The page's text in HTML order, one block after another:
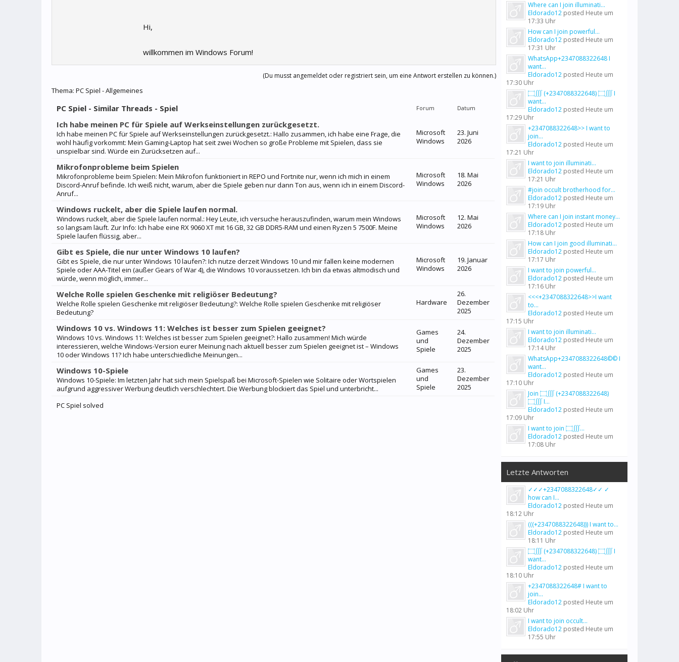
Hi,
willkommen im Windows Forum!
(Du musst angemeldet oder registriert sein, um eine Antwort erstellen zu können.)
Thema: PC Spiel - Allgemeines
PC Spiel - Similar Threads - Spiel Forum Datum
Ich habe meinen PC für Spiele auf Werkseinstellungen zurückgesetzt.
Ich habe meinen PC für Spiele auf Werkseinstellungen zurückgesetzt.: Hallo zusammen, ich habe eine Frage, die
wohl häufig vorkommt: Mein Gaming-Laptop hat seit zwei Wochen so große Probleme mit Spielen, dass sie
unspielbar sind. Würde ein Zurücksetzen auf...
Microsoft
Windows
23. Juni
2026
Mikrofonprobleme beim Spielen
Mikrofonprobleme beim Spielen: Mein Mikrofon funktioniert in REPO und Fortnite nur, wenn ich mich in einem
Discord-Anruf befinde. Ich weiß nicht, warum, aber die Spiele geben nur dann Ton aus, wenn ich in einem Discord-
Anruf...
Microsoft
Windows
18. Mai
2026
Windows ruckelt, aber die Spiele laufen normal.
Windows ruckelt, aber die Spiele laufen normal.: Hey Leute, ich versuche herauszufinden, warum mein Windows
so langsam läuft. Zur Info: Ich habe eine RX 9060 XT mit 16 GB, 32 GB DDR5-RAM und einen Ryzen 5 7500F. Meine
Spiele laufen flüssig, aber...
Microsoft
Windows
12. Mai
2026
Gibt es Spiele, die nur unter Windows 10 laufen?
Gibt es Spiele, die nur unter Windows 10 laufen?: Ich nutze derzeit Windows 10 und mir fallen keine modernen
Spiele oder AAA-Titel ein (außer Gears of War 4), die Windows 10 voraussetzen. Ich bin da etwas altmodisch und
würde, wenn möglich, immer...
Microsoft
Windows
19. Januar
2026
Welche Rolle spielen Geschenke mit religiöser Bedeutung?
Welche Rolle spielen Geschenke mit religiöser Bedeutung?: Welche Rolle spielen Geschenke mit religiöser
Bedeutung?
Hardware
26.
Dezember
2025
Windows 10 vs. Windows 11: Welches ist besser zum Spielen geeignet?
Windows 10 vs. Windows 11: Welches ist besser zum Spielen geeignet?: Hallo zusammen! Mich würde
interessieren, welche Windows-Version eurer Meinung nach aktuell besser zum Spielen geeignet ist – Windows
10 oder Windows 11? Ich habe unterschiedliche Meinungen...
Games
und
Spiele
24.
Dezember
2025
Windows 10-Spiele
Windows 10-Spiele: Im letzten Jahr hat sich mein Spielspaß bei Microsoft-Spielen wie Solitaire oder Wortspielen
aufgrund aggressiver Werbung deutlich verschlechtert. Die Werbung blockiert das Spiel und unterbricht...
Games
und
Spiele
23.
Dezember
2025
PC Spiel solved
Where can I join illuminati...
Eldorado12 posted Heute um
17:33 Uhr
How can I join powerful...
Eldorado12 posted Heute um
17:31 Uhr
WhatsApp+2347088322648 I
want...
Eldorado12 posted Heute um
17:30 Uhr
۝∭ (+2347088322648) ۝∭ I
want...
Eldorado12 posted Heute um
17:29 Uhr
+2347088322648>> I want to
join...
Eldorado12 posted Heute um
17:21 Uhr
I want to join illuminati...
Eldorado12 posted Heute um
17:21 Uhr
#join occult brotherhood for...
Eldorado12 posted Heute um
17:19 Uhr
Where can I join instant money...
Eldorado12 posted Heute um
17:18 Uhr
How can I join good illuminati...
Eldorado12 posted Heute um
17:17 Uhr
I want to join powerful...
Eldorado12 posted Heute um
17:16 Uhr
<<<+2347088322648>>I want
to...
Eldorado12 posted Heute um
17:15 Uhr
I want to join illuminati...
Eldorado12 posted Heute um
17:14 Uhr
WhatsApp+2347088322648©© I
want...
Eldorado12 posted Heute um
17:10 Uhr
Join ۝∭ (+2347088322648)
۝∭ I...
Eldorado12 posted Heute um
17:09 Uhr
I want to join ۝∭...
Eldorado12 posted Heute um
17:08 Uhr
Letzte Antworten
✓✓✓+2347088322648✓✓ ✓
how can I...
Eldorado12 posted Heute um
18:12 Uhr
(((+2347088322648))) I want to...
Eldorado12 posted Heute um
18:11 Uhr
۝∭ (+2347088322648) ۝∭ I
want...
Eldorado12 posted Heute um
18:10 Uhr
+2347088322648# I want to
join...
Eldorado12 posted Heute um
18:02 Uhr
I want to join occult...
Eldorado12 posted Heute um
17:55 Uhr